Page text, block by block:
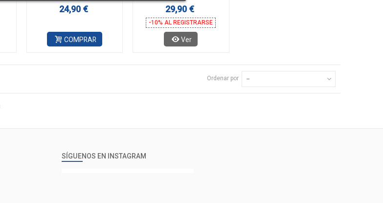
24,90 €
COMPRAR
300G
29,90 €
-10% AL REGISTRARSE
Ver
Ordenar por --
SÍGUENOS EN INSTAGRAM